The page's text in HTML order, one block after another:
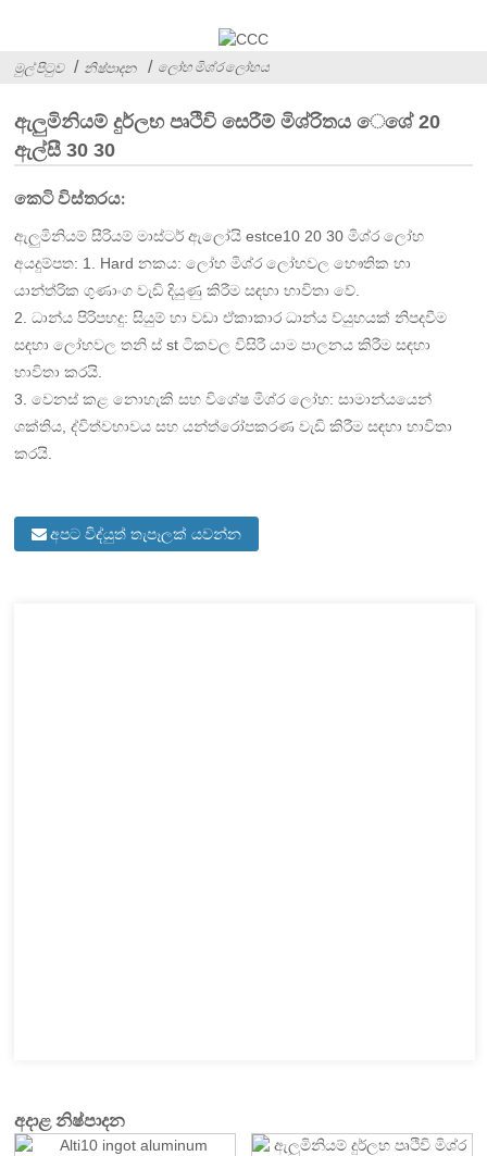
මුල් පිටුව නිෂ්පාදන ලෝහ මිශ්ර ලෝහය
ඇලුමිනියම් දුර්ලභ පෘථිවි සෙරීම් මිශ්රිතය ෙශේ 20
ඇල්සී 30 30
කෙටි විස්තරය:
ඇලුමිනියම් සීරියම් මාස්ටර් ඇලෝයි estce10 20 30 මිශ්ර ලෝහ
අයදුම්පත: 1. Hard නකය: ලෝහ මිශ්ර ලෝහවල භෞතික හා
යාන්ත්රික ගුණාංග වැඩි දියුණු කිරීම සඳහා භාවිතා වේ.
2. ධාන්ය පිරිපහදු: සියුම් හා වඩා ඒකාකාර ධාන්ය ව්යුහයක් නිපදවීම
සඳහා ලෝහවල තනි ස් st ටිකවල විසිරී යාම පාලනය කිරීම සඳහා
භාවිතා කරයි.
3. වෙනස් කළ නොහැකි සහ විශේෂ මිශ්ර ලෝහ: සාමාන්යයෙන්
ශක්තිය, ද්විත්වභාවය සහ යන්ත්රෝපකරණ වැඩි කිරීම සඳහා භාවිතා
කරයි.
අපට විද්යුත් තැපෑලක් යවන්න
අදාළ නිෂ්පාදන